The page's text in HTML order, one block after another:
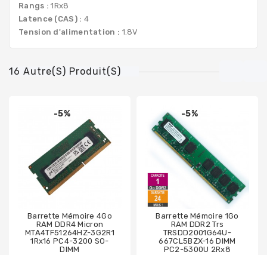
Rangs :1Rx8
Latence (CAS) : 4
Tension d'alimentation : 1.8V
16 Autre(s) Produit(s)
-5%
Barrette Mémoire 4Go
RAM DDR4 Micron
MTA4TF51264HZ-3G2R1
1Rx16 PC4-3200 SO-
DIMM
-5%
Barrette Mémoire 1Go
RAM DDR2 Trs
TRSDD2001G64U-
667CL5BZX-16 DIMM
PC2-5300U 2Rx8